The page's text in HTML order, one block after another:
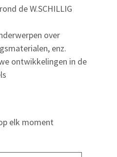
de W.SCHILLIG
over
enz.
ontwikkelingen in de
elk moment